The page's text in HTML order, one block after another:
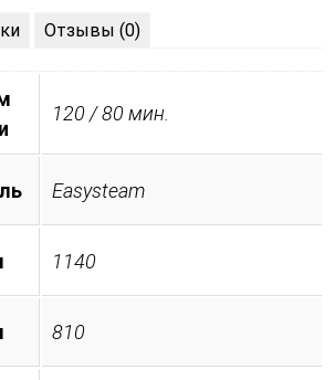
Отзывы (0)
120 / 80 мин.
Easysteam
1140
810